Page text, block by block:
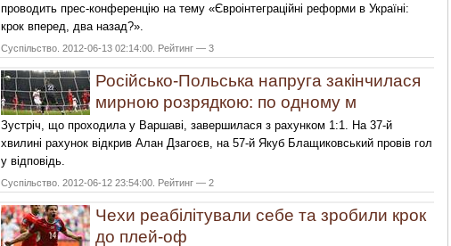
проводить прес-конференцію на тему «Євроінтеграційні реформи в Україні:
крок вперед, два назад?».
Суспільство. 2012-06-13 02:14:00. Рейтинг — 3
Російсько-Польська напруга закінчилася
мирною розрядкою: по одному м
Зустріч, що проходила у Варшаві, завершилася з рахунком 1:1. На 37-й
хвилині рахунок відкрив Алан Дзагоєв, на 57-й Якуб Блащиковський провів гол
у відповідь.
Суспільство. 2012-06-12 23:54:00. Рейтинг — 2
Чехи реабілітували себе та зробили крок
до плей-оф